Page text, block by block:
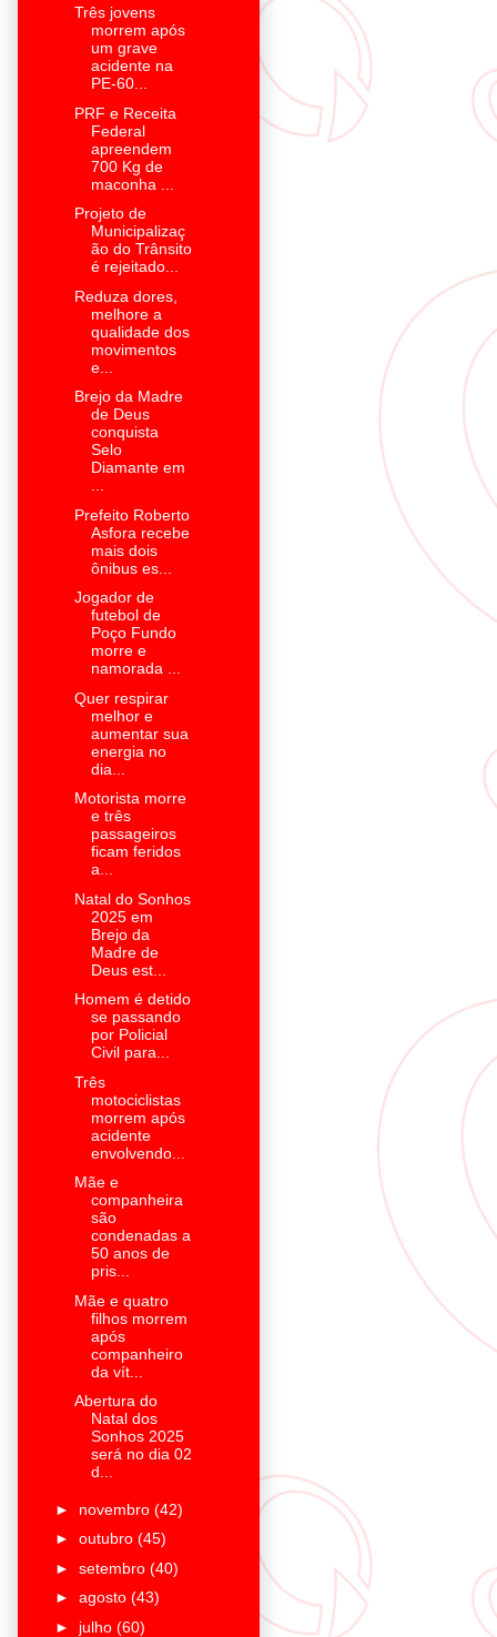
Três jovens
morrem após
um grave
acidente na
PE-60...
PRF e Receita
Federal
apreendem
700 Kg de
maconha ...
Projeto de
Municipalizaç
ão do Trânsito
é rejeitado...
Reduza dores,
melhore a
qualidade dos
movimentos
e...
Brejo da Madre
de Deus
conquista
Selo
Diamante em
...
Prefeito Roberto
Asfora recebe
mais dois
ônibus es...
Jogador de
futebol de
Poço Fundo
morre e
namorada ...
Quer respirar
melhor e
aumentar sua
energia no
dia...
Motorista morre
e três
passageiros
ficam feridos
a...
Natal do Sonhos
2025 em
Brejo da
Madre de
Deus est...
Homem é detido
se passando
por Policial
Civil para...
Três
motociclistas
morrem após
acidente
envolvendo...
Mãe e
companheira
são
condenadas a
50 anos de
pris...
Mãe e quatro
filhos morrem
após
companheiro
da vít...
Abertura do
Natal dos
Sonhos 2025
será no dia 02
d...
► novembro (42)
► outubro (45)
► setembro (40)
► agosto (43)
► julho (60)